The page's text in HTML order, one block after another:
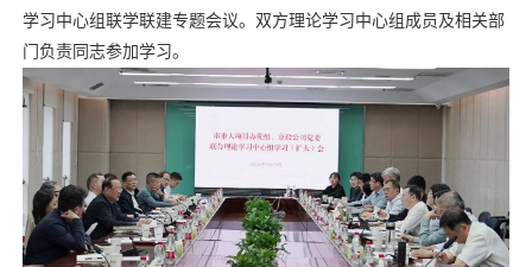
学习中心组联学联建专题会议。双方理论学习中心组成员及相关部
门负责同志参加学习。